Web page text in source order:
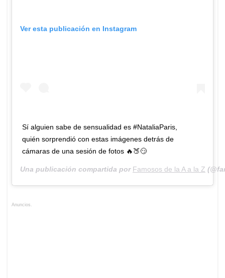
Ver esta publicación en Instagram
Sí alguien sabe de sensualidad es #NataliaParis,
quién sorprendió con estas imágenes detrás de
cámaras de una sesión de fotos 🔥🍑😏
Una publicación compartida por Famosos de la A a la Z
Anuncios.